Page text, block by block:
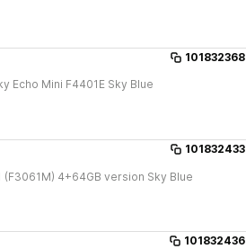
101832368
Echo Mini F4401E Sky Blue
101832433
(F3061M) 4+64GB version Sky Blue
101832436